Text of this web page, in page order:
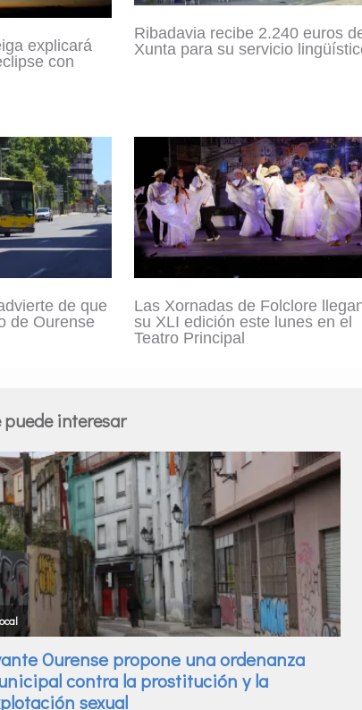
explicará
con
Ribadavia recibe 2.240 euros
Xunta para su servicio
de que
de Ourense
Las Xornadas de Folclore
su XLI edición este lunes en el
Teatro Principal
puede interesar